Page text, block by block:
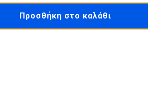
Προσθήκη στο καλάθι